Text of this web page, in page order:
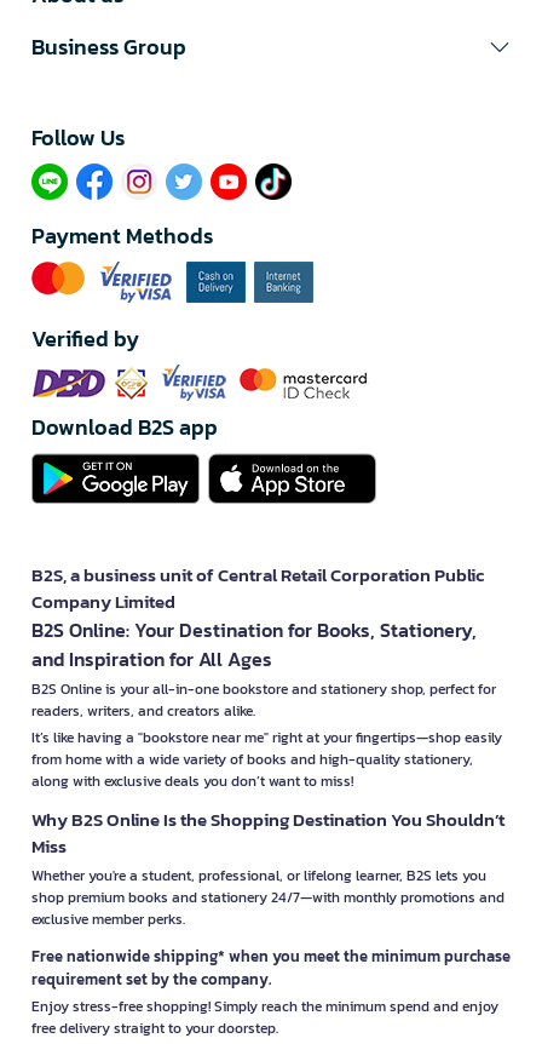
Business Group
Follow Us​
Payment Methods
Verified by
Download B2S app
B2S, a business unit of Central Retail Corporation Public
Company Limited
B2S Online: Your Destination for Books, Stationery,
and Inspiration for All Ages
B2S Online is your all-in-one bookstore and stationery shop, perfect for
readers, writers, and creators alike.
It’s like having a "bookstore near me" right at your fingertips—shop easily
from home with a wide variety of books and high-quality stationery,
along with exclusive deals you don’t want to miss!
Why B2S Online Is the Shopping Destination You Shouldn’t
Miss
Whether you're a student, professional, or lifelong learner, B2S lets you
shop premium books and stationery 24/7—with monthly promotions and
exclusive member perks.
Free nationwide shipping* when you meet the minimum purchase
requirement set by the company.
Enjoy stress-free shopping! Simply reach the minimum spend and enjoy
free delivery straight to your doorstep.